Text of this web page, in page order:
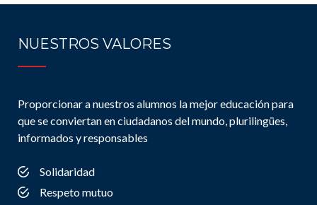
NUESTROS VALORES
Proporcionar a nuestros alumnos la mejor educación para
que se conviertan en ciudadanos del mundo, plurilingües,
informados y responsables
Solidaridad
Respeto mutuo